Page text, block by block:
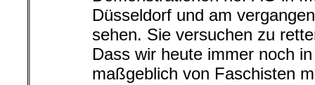
Düsseldorf und am
sehen. Sie versuchen zu
Dass wir heute immer noch
maßgeblich von Faschisten